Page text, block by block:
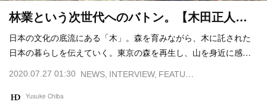
林業という次世代へのバトン。【木田正人…
日本の文化の底流にある「木」。森を育みながら、木に託された
日本の暮らしを伝えていく。東京の森を再生し、山を身近に感…
2020.07.27 01:30 NEWS INTERVIEW FEATURE
Yusuke Chiba